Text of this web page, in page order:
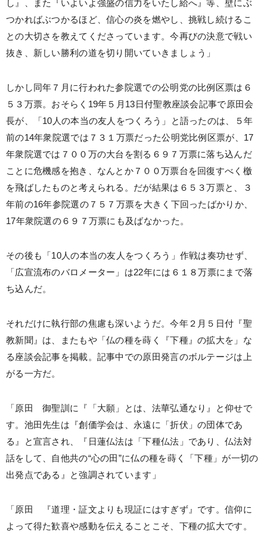
し』、また『いよいよ強盛の信力をいたし給へ』等、壁にぶ
つかればぶつかるほど、信心の炎を燃やし、挑戦し続けるこ
との大切さを教えてくださっています。今再びの決意で戦い
抜き、新しい勝利の道を切り開いていきましょう」
しかし同年７月に行われた参院選での公明党の比例区票は６
５３万票。おそらく19年５月13日付聖教座談会記事で原田会
長が、「10人の本当の友人をつくろう」と語ったのは、５年
前の14年衆院選では７３１万票だった公明党比例区票が、17
年衆院選では７００万の大台を割る６９７万票に落ち込んだ
ことに危機感を抱き、なんとか７００万票台を回復すべく檄
を飛ばしたものと考えられる。だが結果は６５３万票と、３
年前の16年参院選の７５７万票を大きく下回ったばかりか、
17年衆院選の６９７万票にも及ばなかった。
その後も「10人の本当の友人をつくろう」作戦は奏功せず、
「広宣流布のバロメーター」は22年には６１８万票にまで落
ち込んだ。
それだけに執行部の焦慮も深いようだ。今年２月５日付『聖
教新聞』は、またもや「仏の種を蒔く『下種』の拡大を」な
る座談会記事を掲載。記事中での原田発言のボルテージは上
がる一方だ。
「原田 御聖訓に『「大願」とは、法華弘通なり』と仰せで
す。池田先生は『創価学会は、永遠に「折伏」の団体であ
る』と宣言され、『日蓮仏法は「下種仏法」であり、仏法対
話をして、自他共の“心の田”に仏の種を蒔く「下種」が一切の
出発点である』と強調されています」
「原田 『道理・証文よりも現証にはすぎず』です。信仰に
よって得た歓喜や感動を伝えることこそ、下種の拡大です。